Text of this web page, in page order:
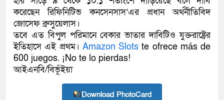
করেছেন রিফিনিটিভ কনসেনসাস’এর প্রধান অর্থনীতিবিদ
জোসেফ ব্রুসুয়েলাস।
তবে এত বিপুল পরিমানে বেকার ভাতার দাবিটিও যুক্তরাষ্ট্রের
ইতিহাসে এই প্রথম। Amazon Slots te ofrece más de
600 juegos. ¡No te lo pierdas!
আইএনবি/বিভূঁইয়া
Download PhotoCard